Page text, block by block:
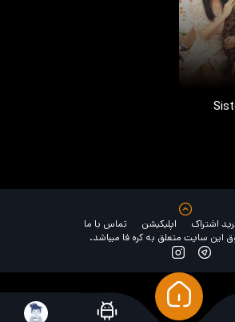
اشتراک اپلیکیشن
تماس با ما
این سایت متعلق به کره فا میباشد.